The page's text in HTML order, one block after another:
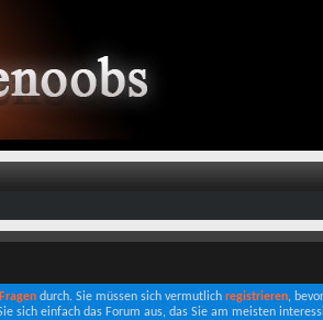
durch. Sie müssen sich vermutlich registrieren,
sich einfach das Forum aus, das Sie am meisten